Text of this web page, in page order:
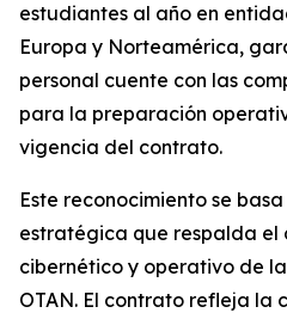
estudiantes al año en
Europa y Norteamérica,
personal cuente con las
para la preparación
vigencia del contrato.
Este reconocimiento se
estratégica que respalda el
cibernético y operativo de
OTAN. El contrato refleja la